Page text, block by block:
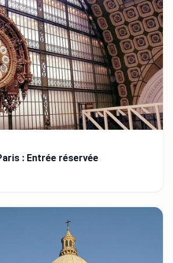
: Entrée réservée